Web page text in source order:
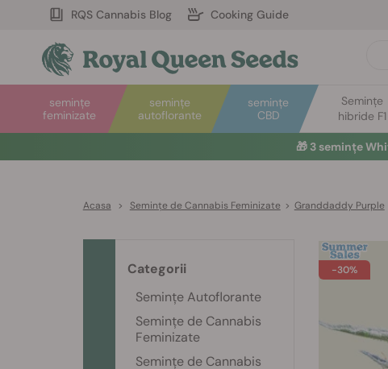
RQS Cannabis Blog Cooking Guide
semințe
autoflorante
semințe
feminizate
semințe
CBD
Semințe
hibride F1
🎁 3 semințe
Acasa > Semințe de Cannabis Feminizate > Granddaddy Purple
-30%
Categorii
Semințe Autoflorante
Semințe de Cannabis
Feminizate
Semințe de Cannabis